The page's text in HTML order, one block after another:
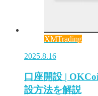
XMTrading
2025.8.16
口座開設 |
設方法を解説